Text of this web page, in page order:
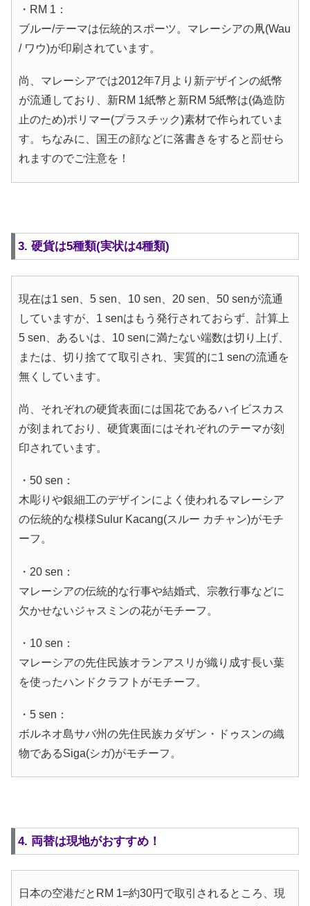
・RM 1：
ブルー/テーマは伝統的スポーツ。マレーシアの凧(Wau
/ ワウ)が印刷されています。
尚、マレーシアでは2012年7月より新デザインの紙幣
が流通しており、新RM 1紙幣と新RM 5紙幣は(偽造防
止のため)ポリマー(プラスチック)素材で作られていま
す。ちなみに、国王の顔などに落書きをすると罰せら
れますのでご注意を！
3. 硬貨は5種類(実状は4種類)
現在は1 sen、5 sen、10 sen、20 sen、50 senが流通
していますが、1 senはもう発行されておらず、計算上
5 sen、あるいは、10 senに満たない端数は切り上げ、
または、切り捨てて取引され、実質的に1 senの流通を
無くしています。
尚、それぞれの硬貨表面には国花であるハイビスカス
が刻まれており、硬貨裏面にはそれぞれのテーマが刻
印されています。
・50 sen：
木彫りや銀細工のデザインによく使われるマレーシア
の伝統的な模様Sulur Kacang(スルー カチャン)がモチ
ーフ。
・20 sen：
マレーシアの伝統的な行事や結婚式、宗教行事などに
欠かせないジャスミンの花がモチーフ。
・10 sen：
マレーシアの先住民族オランアスリが織り成す長い葉
を使ったハンドクラフトがモチーフ。
・5 sen：
ボルネオ島サバ州の先住民族カダザン・ドゥスンの織
物であるSiga(シガ)がモチーフ。
4. 両替は現地がおすすめ！
日本の空港だとRM 1=約30円で取引されるところ、現